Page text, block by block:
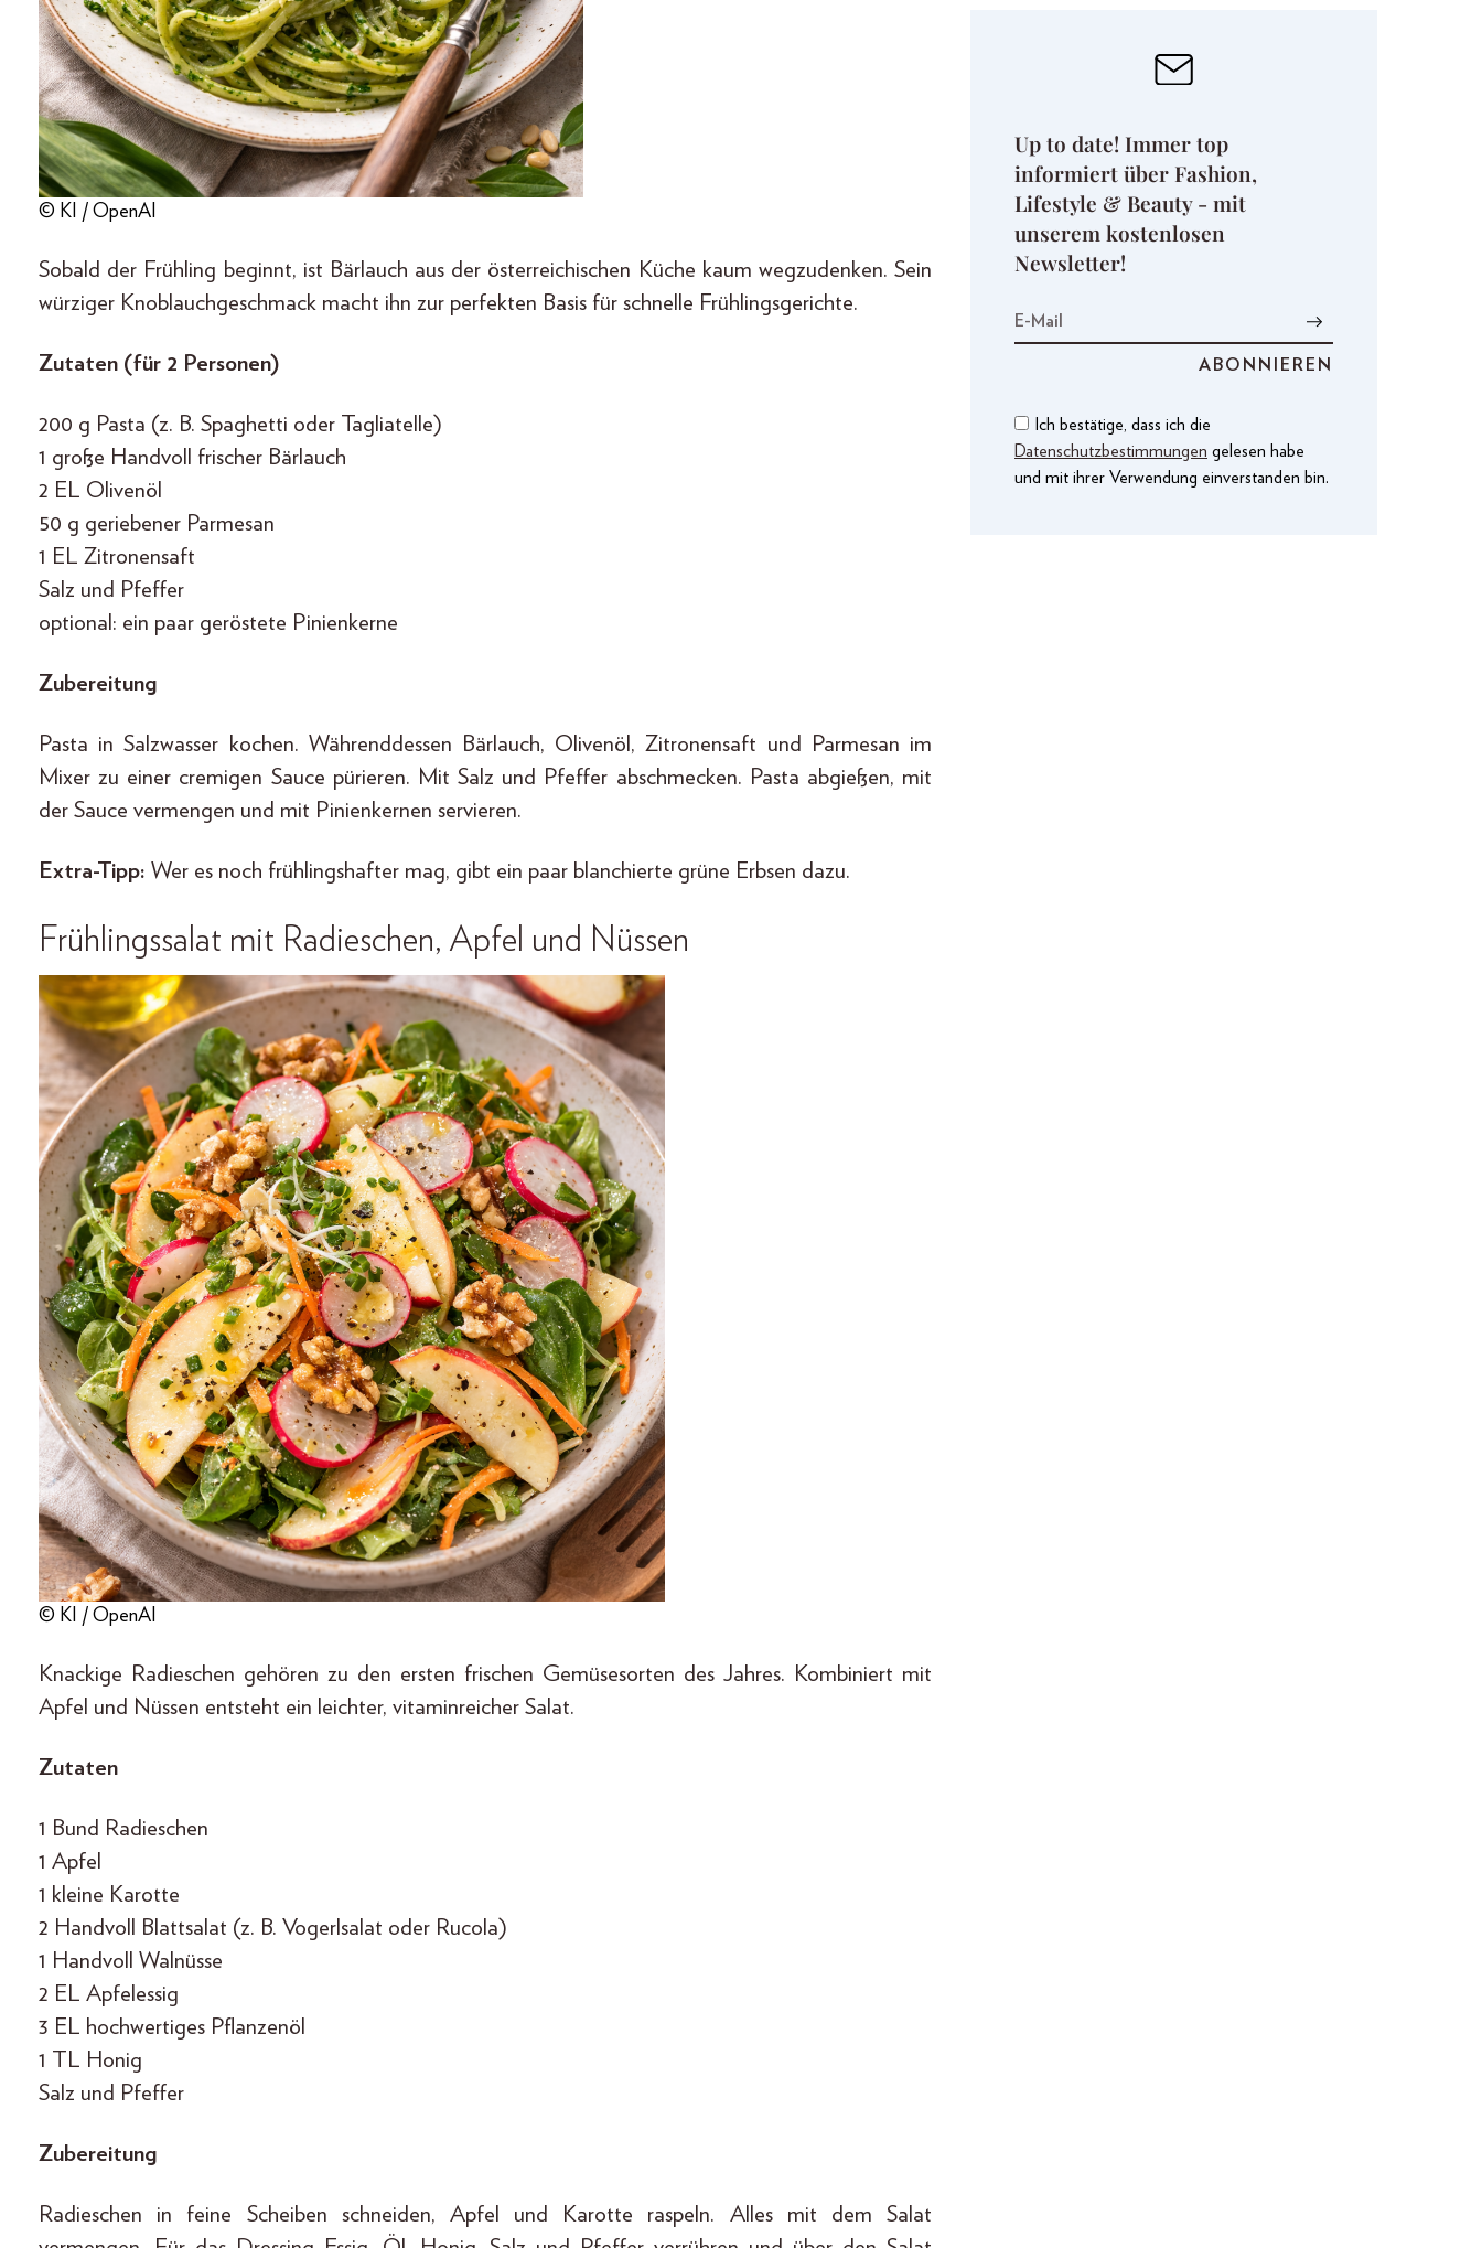
© KI / OpenAI
Sobald der Frühling beginnt, ist Bärlauch aus der österreichischen Küche kaum wegzudenken. Sein
würziger Knoblauchgeschmack macht ihn zur perfekten Basis für schnelle Frühlingsgerichte.
Zutaten (für 2 Personen)
200 g Pasta (z. B. Spaghetti oder Tagliatelle)
1 große Handvoll frischer Bärlauch
2 EL Olivenöl
50 g geriebener Parmesan
1 EL Zitronensaft
Salz und Pfeffer
optional: ein paar geröstete Pinienkerne
Zubereitung
Pasta in Salzwasser kochen. Währenddessen Bärlauch, Olivenöl, Zitronensaft und Parmesan im
Mixer zu einer cremigen Sauce pürieren. Mit Salz und Pfeffer abschmecken. Pasta abgießen, mit
der Sauce vermengen und mit Pinienkernen servieren.
Extra-Tipp: Wer es noch frühlingshafter mag, gibt ein paar blanchierte grüne Erbsen dazu.
Frühlingssalat mit Radieschen, Apfel und Nüssen
© KI / OpenAI
Knackige Radieschen gehören zu den ersten frischen Gemüsesorten des Jahres. Kombiniert mit
Apfel und Nüssen entsteht ein leichter, vitaminreicher Salat.
Zutaten
1 Bund Radieschen
1 Apfel
1 kleine Karotte
2 Handvoll Blattsalat (z. B. Vogerlsalat oder Rucola)
1 Handvoll Walnüsse
2 EL Apfelessig
3 EL hochwertiges Pflanzenöl
1 TL Honig
Salz und Pfeffer
Zubereitung
Radieschen in feine Scheiben schneiden, Apfel und Karotte raspeln. Alles mit dem Salat
Up to date! Immer top
informiert über Fashion,
Lifestyle & Beauty - mit
unserem kostenlosen
Newsletter!
Ich bestätige, dass ich die
Datenschutzbestimmungen gelesen habe
und mit ihrer Verwendung einverstanden bin.